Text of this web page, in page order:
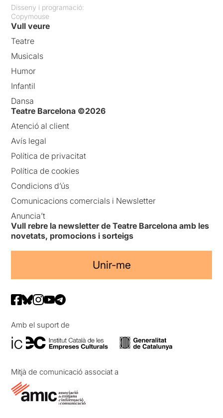
Disseny i programació:
Copymouse
Vull veure
Teatre
Musicals
Humor
Infantil
Dansa
Teatre Barcelona ©2026
Atenció al client
Avís legal
Política de privacitat
Política de cookies
Condicions d’ús
Comunicacions comercials i Newsletter
Anuncia’t
Vull rebre la newsletter de Teatre Barcelona amb les
novetats, promocions i sorteigs
Unir-me
Amb el suport de
Mitjà de comunicació associat a